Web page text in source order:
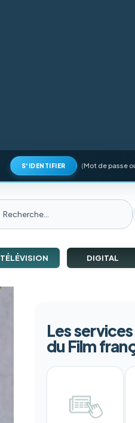
S'IDENTIFIER (Mot de passe
TÉLÉVISION DIGITAL
Les services
du Film